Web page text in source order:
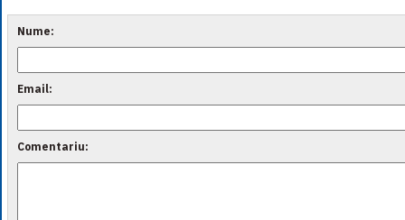
Nume:
Email:
Comentariu: